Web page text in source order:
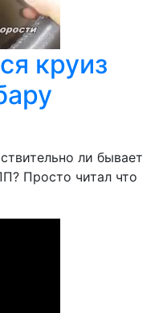
круиз
ли бывает
Просто читал что